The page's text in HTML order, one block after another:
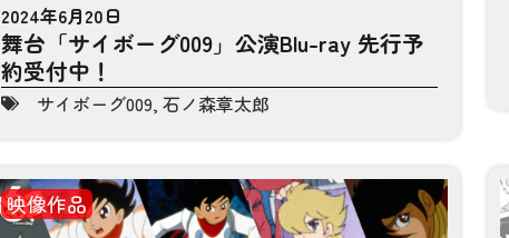
2024年6月20日
舞台「サイボーグ009」公演Blu-ray 先行予
約受付中！
サイボーグ009,石ノ森章太郎
映像作品